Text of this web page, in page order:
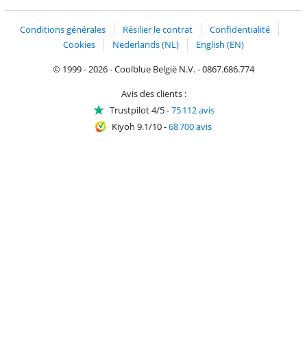
Conditions générales Résilier le contrat
Confidentialité
Cookies
Nederlands (NL)
English (EN)
© 1999 - 2026 - Coolblue België N.V. - 0867.686.774
Avis des clients :
Trustpilot 4/5-75 112 avis
Kiyoh 9.1/10-68 700 avis